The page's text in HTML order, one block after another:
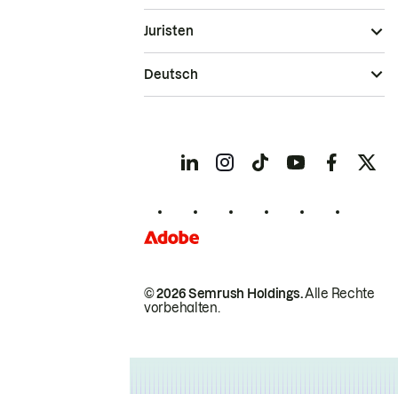
© 2026 Semrush Holdings.Alle Rechte
vorbehalten.
Juristen
Deutsch